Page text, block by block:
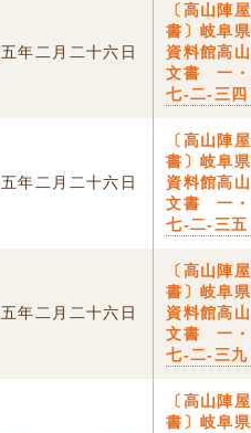
年二月二十六日
〔高山陣
書〕岐阜
資料館高
文書 一
七-二-三四
年二月二十六日
〔高山陣
書〕岐阜
資料館高
文書 一
七-二-三五
年二月二十六日
〔高山陣
書〕岐阜
資料館高
文書 一
七-二-三九
〔高山陣
書〕岐阜